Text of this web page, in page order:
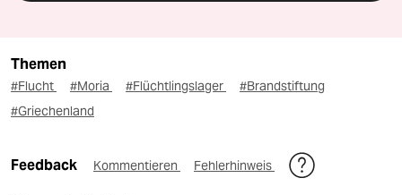
Themen
#Flucht #Moria #Flüchtlingslager
#Brandstiftung
#Griechenland
Feedback Kommentieren Fehlerhinweis